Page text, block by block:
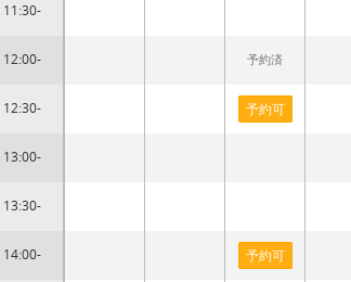
11:30-
12:00-
12:30-
13:00-
13:30-
14:00-
予約済
予約可
予約可